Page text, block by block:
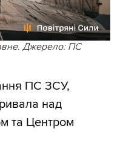
Джерело: ПС
ПС ЗСУ,
над
та Центром